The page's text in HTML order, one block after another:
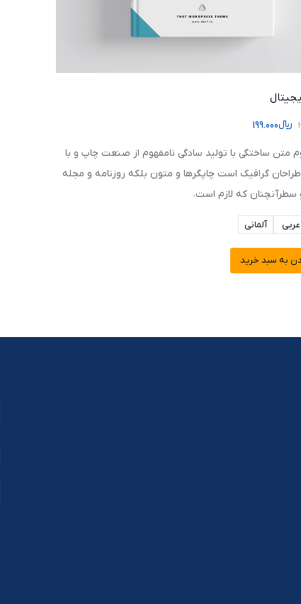
آلمانی عربی
﷼199.000
متن ساختگی با تولید سادگی نامفهوم از صنعت چاپ و با
طراحان گرافیک است چاپگرها و متون بلکه روزنامه و مجله
که لازم است.
به سبد خرید